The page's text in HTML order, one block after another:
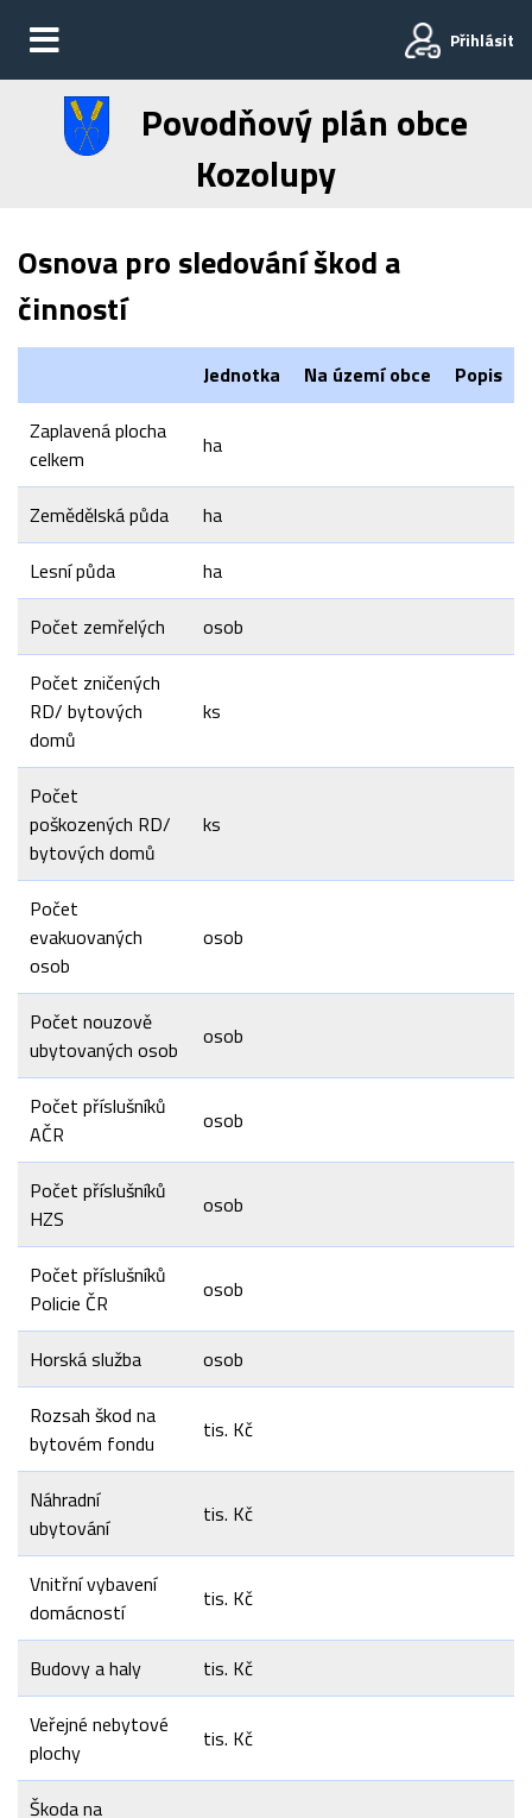
Přihlásit
Povodňový plán obce
Kozolupy
Osnova pro sledování škod a
činností
Jednotka Na území obce
Popis
Zaplavená plocha
celkem
ha
Zemědělská půda
ha
Lesní půda
ha
Počet zemřelých
osob
Počet zničených
RD/ bytových
domů
ks
Počet
poškozených RD/
bytových domů
ks
Počet
evakuovaných
osob
osob
Počet nouzově
ubytovaných osob
osob
Počet příslušníků
AČR
osob
Počet příslušníků
HZS
osob
Počet příslušníků
Policie ČR
osob
Horská služba
osob
Rozsah škod na
bytovém fondu
tis. Kč
Náhradní
ubytování
tis. Kč
Vnitřní vybavení
domácností
tis. Kč
Budovy a haly
tis. Kč
Veřejné nebytové
plochy
tis. Kč
Škoda na